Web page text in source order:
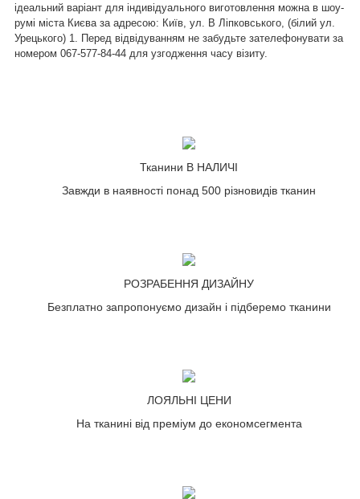
ідеальний варіант для індивідуального виготовлення можна в шоу-
румі міста Києва за адресою: Київ, ул. В Ліпковського, (білий ул.
Урецького) 1. Перед відвідуванням не забудьте зателефонувати за
номером 067-577-84-44 для узгодження часу візиту.
Тканини В НАЛИЧІ
Завжди в наявності понад 500 різновидів тканин
РОЗРАБЕННЯ ДИЗАЙНУ
Безплатно запропонуємо дизайн і підберемо тканини
ЛОЯЛЬНІ ЦЕНИ
На тканині від преміум до економсегмента